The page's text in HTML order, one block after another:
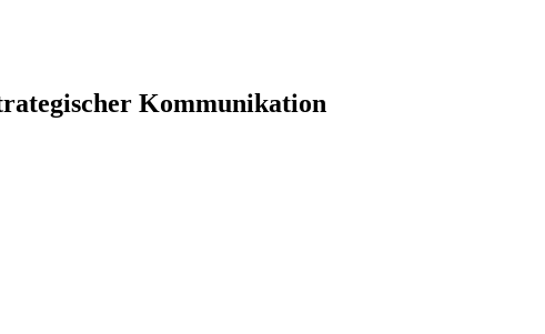
Kommunikation